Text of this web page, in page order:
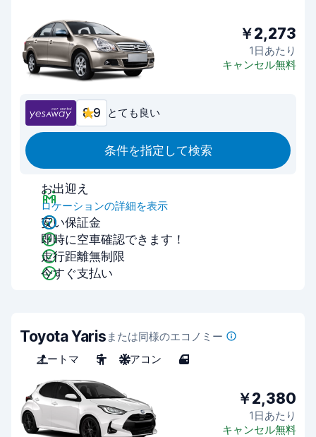
￥2,273
1日あたり
キャンセル無料
8.9 とても良い
条件を指定して検索
お出迎え
ロケーションの詳細を表示
安い保証金
即時に空車確認できます！
走行距離無制限
今すぐ支払い
Toyota Yaris または同様のエコノミー
オートマ
5 エアコン 4
￥2,380
1日あたり
キャンセル無料